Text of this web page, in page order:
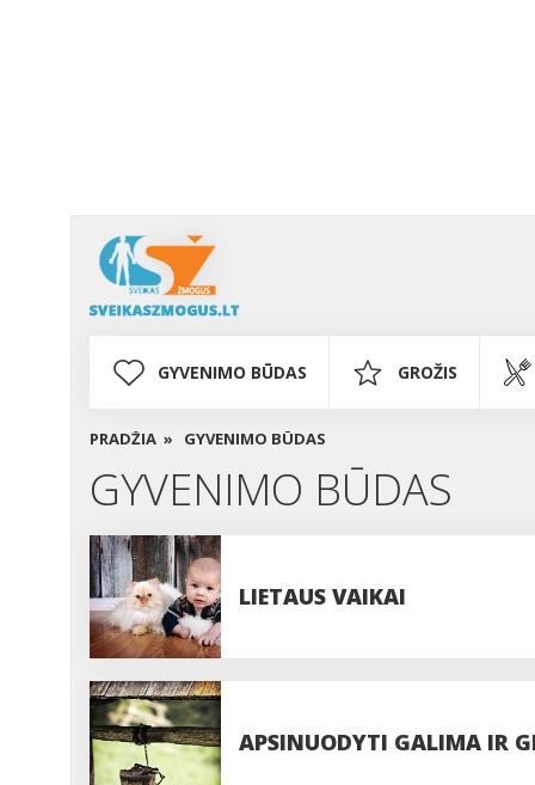
GYVENIMO BŪDAS GROŽIS
PRADŽIA » GYVENIMO BŪDAS
GYVENIMO BŪDAS
LIETAUS VAIKAI
APSINUODYTI GALIMA IR